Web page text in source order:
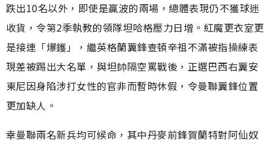
跌出10名以外，即使是贏波的兩場，總體表現仍不獲球迷
收貨，令第2季執教的領隊坦哈格壓力日增。紅魔更衣室更
是接連「爆鑊」，繼英格蘭翼鋒查頓辛祖不滿被指操練表
現差被踢出大名單，與坦帥隔空罵戰後，正選巴西右翼安
東尼因身陷涉打女性的官非而暫時休假，令曼聯翼鋒位置
更加缺人。
幸曼聯兩名新兵均可候命，其中丹麥前鋒賀蘭特對阿仙奴